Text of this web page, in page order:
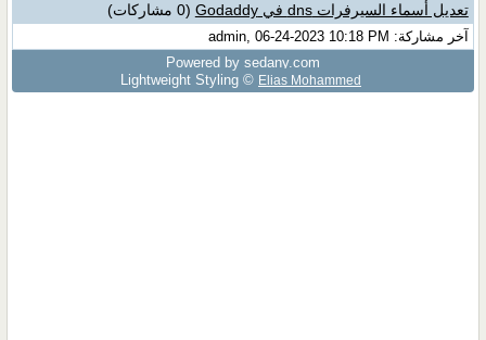
تعديل أسماء السيرفرات dns في Godaddy
(0 مشاركات)
آخر مشاركة: admin, 06-24-2023 10:18 PM
Powered by sedany.com
Lightweight Styling © Elias Mohammed